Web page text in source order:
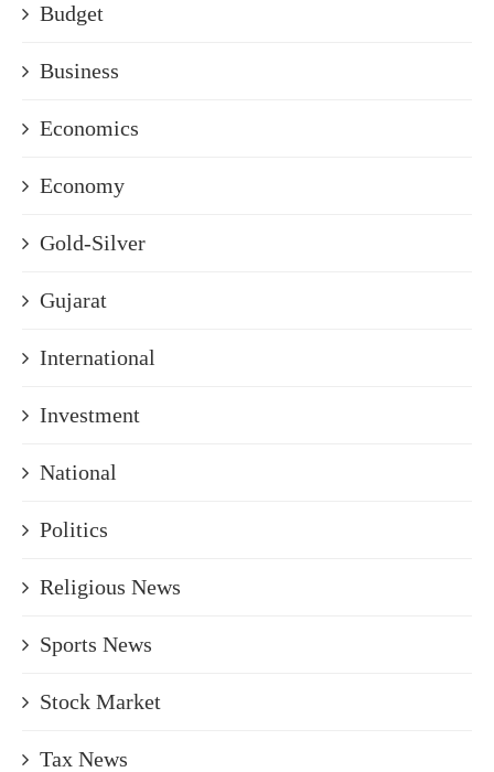
Budget
Business
Economics
Economy
Gold-Silver
Gujarat
International
Investment
National
Politics
Religious News
Sports News
Stock Market
Tax News